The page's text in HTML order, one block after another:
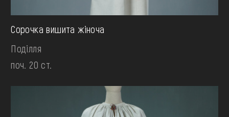
Сорочка вишита жіноча
Поділля
поч. 20 ст.